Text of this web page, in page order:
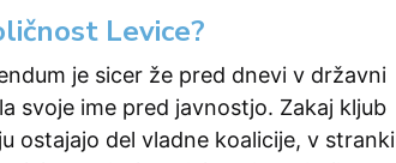
Levice?
je sicer že pred dnevi v državni
svoje ime pred javnostjo. Zakaj kljub
ostajajo del vladne koalicije, v stranki